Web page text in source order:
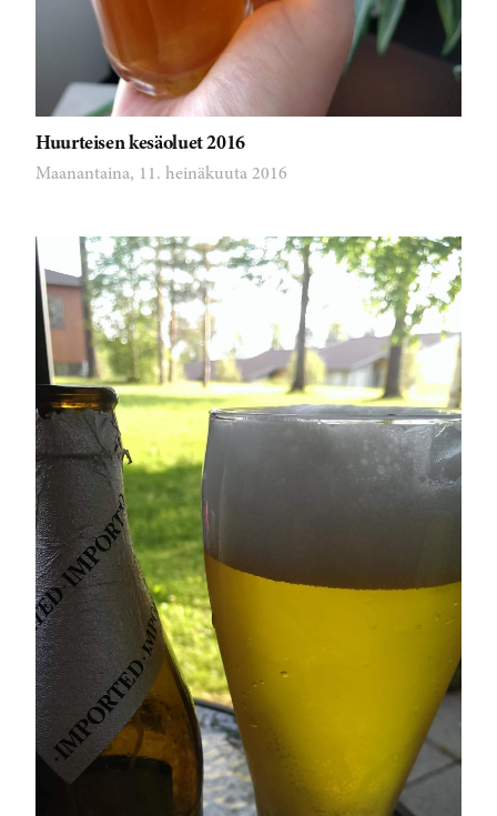
Huurteisen kesäoluet 2016
Maanantaina, 11. heinäkuuta 2016